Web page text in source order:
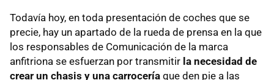
Todavía hoy, en toda presentación de coches que se
precie, hay un apartado de la rueda de prensa en la que
los responsables de Comunicación de la marca
anfitriona se esfuerzan por transmitir la necesidad de
crear un chasis y una carrocería que den pie a las